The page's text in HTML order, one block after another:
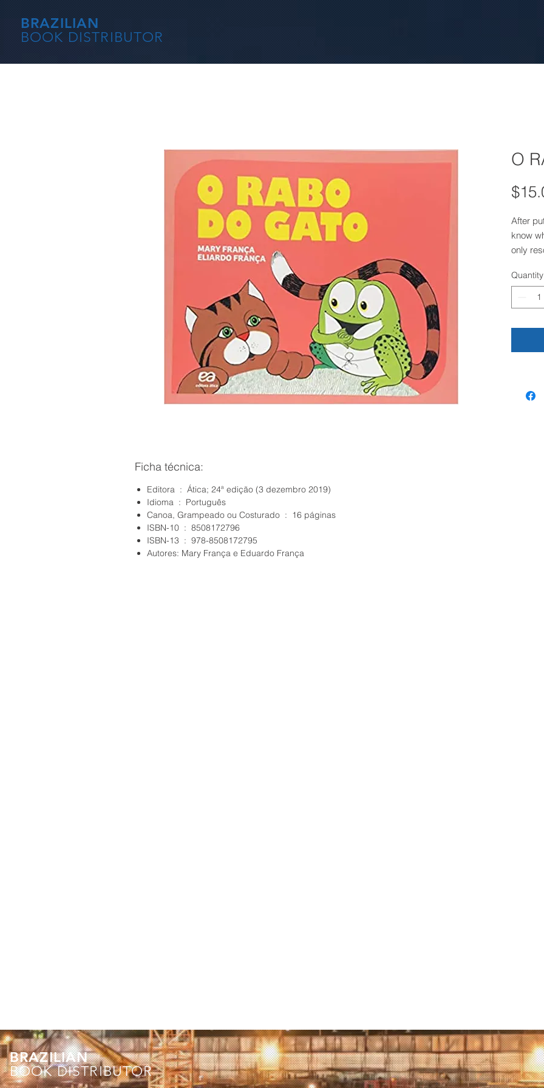
BRAZILIAN
BOOK DISTRIBUTOR
O
After
know
only
Quantity
Ficha técnica:
Editora ‏ : ‎ Ática; 24ª edição (3 dezembro 2019)
Idioma ‏ : ‎ Português
Canoa, Grampeado ou Costurado ‏ : ‎ 16 páginas
ISBN-10 ‏ : ‎ 8508172796
ISBN-13 ‏ : ‎ 978-8508172795
Autores: Mary França e Eduardo França
BRAZILIAN
BOOK DISTRIBUTOR